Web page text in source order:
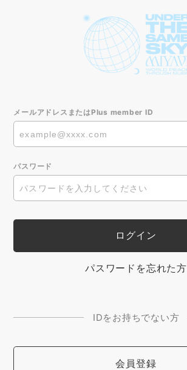
メールアドレスまたはPlus member ID
パスワード
パスワードを忘れた方
IDをお持ちでない方
会員登録